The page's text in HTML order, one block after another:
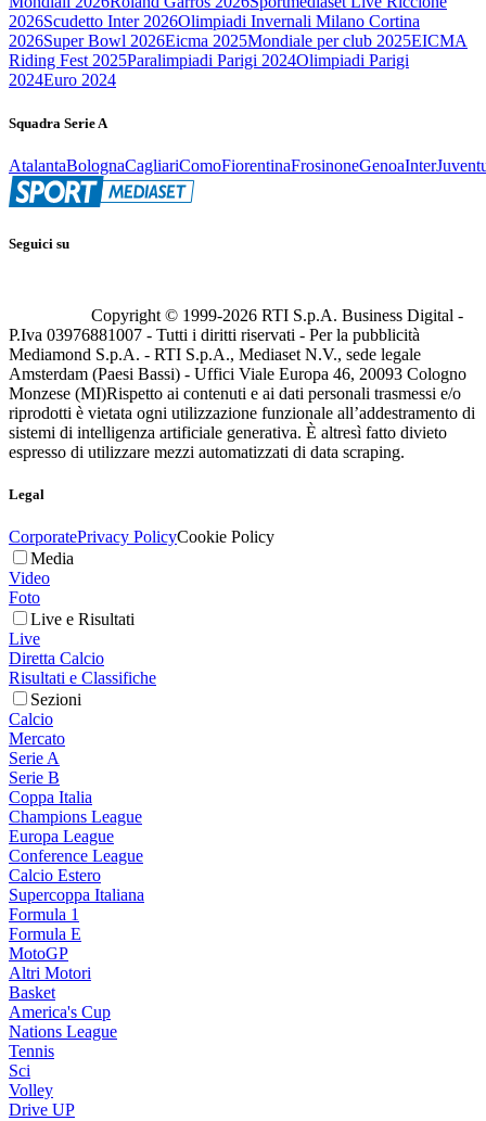
2026Scudetto Inter 2026Olimpiadi Invernali Milano Cortina
2026Super Bowl 2026Eicma 2025Mondiale per club 2025EICMA
Riding Fest 2025Paralimpiadi Parigi 2024Olimpiadi Parigi
2024Euro 2024
Squadra Serie A
AtalantaBolognaCagliariComoFiorentinaFrosinoneGenoaInter
Seguici su
Copyright © 1999-2026 RTI S.p.A. Business Digital -
P.Iva 03976881007 - Tutti i diritti riservati - Per la pubblicità
Mediamond S.p.A. - RTI S.p.A., Mediaset N.V., sede legale
Amsterdam (Paesi Bassi) - Uffici Viale Europa 46, 20093 Cologno
Monzese (MI)Rispetto ai contenuti e ai dati personali trasmessi e/o
riprodotti è vietata ogni utilizzazione funzionale all’addestramento di
sistemi di intelligenza artificiale generativa. È altresì fatto divieto
espresso di utilizzare mezzi automatizzati di data scraping.
Legal
CorporatePrivacy PolicyCookie Policy
Media
Video
Foto
Live e Risultati
Live
Diretta Calcio
Risultati e Classifiche
Sezioni
Calcio
Mercato
Serie A
Serie B
Coppa Italia
Champions League
Europa League
Conference League
Calcio Estero
Supercoppa Italiana
Formula 1
Formula E
MotoGP
Altri Motori
Basket
America's Cup
Nations League
Tennis
Sci
Volley
Drive UP